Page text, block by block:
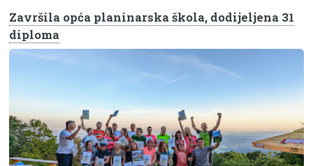
Završila opća planinarska škola, dodijeljena 31
diploma